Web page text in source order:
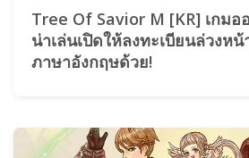
Tree Of Savior M [KR] เกมอ
น่าเล่นเปิดให้ลงทะเบียนล่วงห
ภาษาอังกฤษด้วย!